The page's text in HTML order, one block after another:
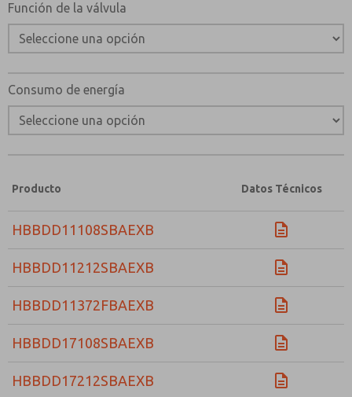
Función de la válvula
Consumo de energía
Producto Datos Técnicos
HBBDD11108SBAEXB
HBBDD11212SBAEXB
HBBDD11372FBAEXB
HBBDD17108SBAEXB
HBBDD17212SBAEXB